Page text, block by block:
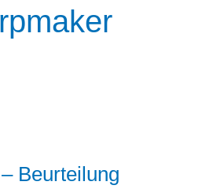
Beurteilung